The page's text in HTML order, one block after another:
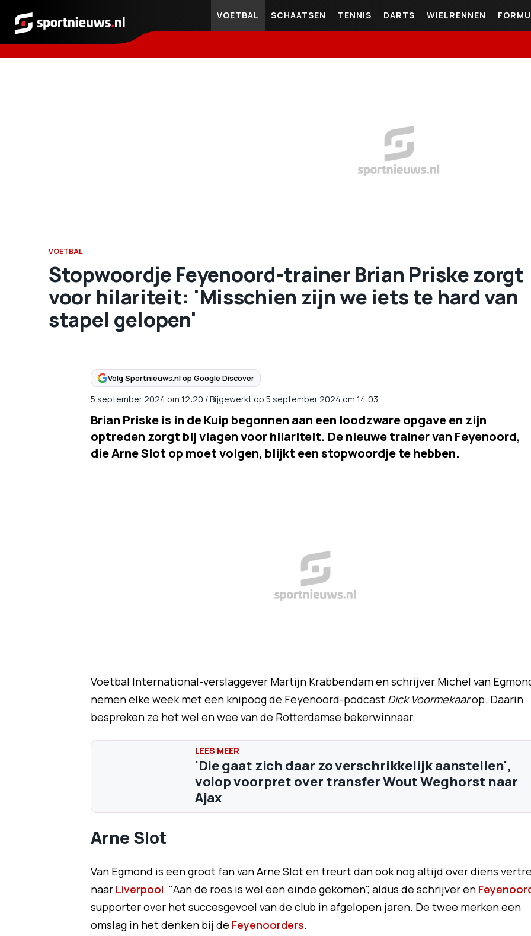
Sportnieuws.nl
VOETBAL SCHAATSEN TENNIS DARTS WIELRENNEN
VOETBAL
Stopwoordje Feyenoord-trainer Brian Priske zorgt
voor hilariteit: 'Misschien zijn we iets te hard van
stapel gelopen'
Volg Sportnieuws.nl op Google Discover
5 september 2024 om 12:20 /Bijgewerkt op 5 september 2024 om 14:03
Brian Priske is in de Kuip begonnen aan een loodzware opgave en zijn
optreden zorgt bij vlagen voor hilariteit. De nieuwe trainer van Feyenoord,
die Arne Slot op moet volgen, blijkt een stopwoordje te hebben.
Voetbal International-verslaggever Martijn Krabbendam en schrijver Michel van
nemen elke week met een knipoog de Feyenoord-podcast Dick Voormekaarop. Daarin
bespreken ze het wel en wee van de Rotterdamse bekerwinnaar.
'Die gaat zich daar zo verschrikkelijk aanstellen',
volop voorpret over transfer Wout Weghorst naar
Ajax
Arne Slot
Van Egmond is een groot fan van Arne Slot en treurt dan ook nog altijd over diens
naar Liverpool. "Aan de roes is wel een einde gekomen", aldus de schrijver en
supporter over het succesgevoel van de club in afgelopen jaren. De twee merken een
omslag in het denken bij de Feyenoorders.